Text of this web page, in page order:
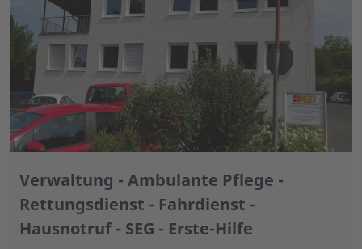
Verwaltung - Ambulante Pflege -
Rettungsdienst - Fahrdienst -
Hausnotruf - SEG - Erste-Hilfe